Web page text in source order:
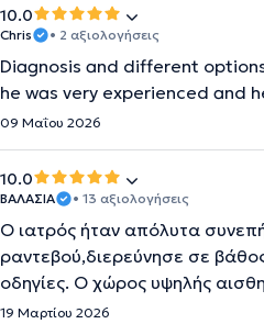
10.0
Chris • 2 αξιολογήσεις
Diagnosis and different
he was very experienced and
09 Μαΐου 2026
10.0
ΒΑΛΑΣΙΑ • 13 αξιολογήσεις
Ο ιατρός ήταν απόλυτα
ραντεβού,διερεύνησε σε
οδηγίες. Ο χώρος υψηλής
19 Μαρτίου 2026